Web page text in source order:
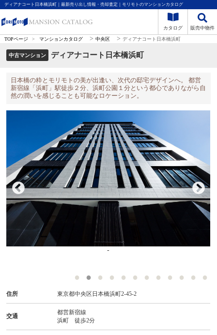
ディアナコート日本橋浜町｜最新売り出し情報・売却査定｜モリモトのマンションカタログ
カタログ 販売中物件
TOPページ > マンションカタログ > 中央区 > ディアナコート日本橋浜町
中古マンション ディアナコート日本橋浜町
日本橋の粋とモリモトの美が出逢い、次代の邸宅デザインへ。 都営
新宿線「浜町」駅徒歩２分、浜町公園１分という都心でありながら自
然の潤いを感じることも可能なロケーション。
-
住所 東京都中央区日本橋浜町2-45-2
交通
都営新宿線
浜町 徒歩2分